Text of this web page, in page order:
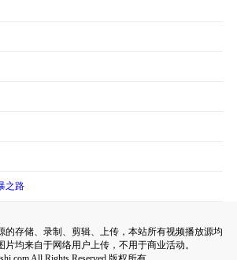
之路
的存储、录制、剪辑、上传，本站所有视频播放源均
均来自于网络用户上传，不用于商业活动。